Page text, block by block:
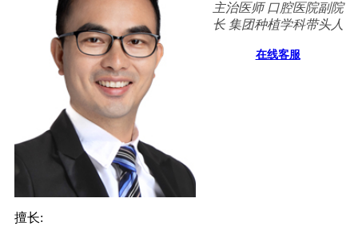
主治医师 口腔医院副院
长 集团种植学科带头人
在线客服
擅长: